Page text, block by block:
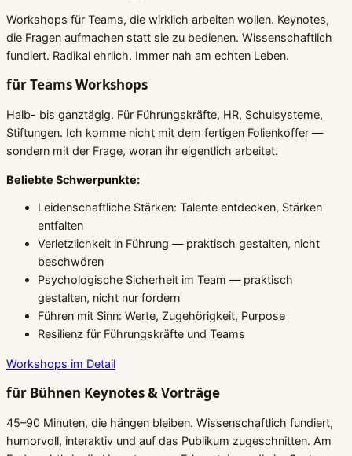
Workshops für Teams, die wirklich arbeiten wollen. Keynotes,
die Fragen aufmachen statt sie zu bedienen. Wissenschaftlich
fundiert. Radikal ehrlich. Immer nah am echten Leben.
für TeamsWorkshops
Halb- bis ganztägig. Für Führungskräfte, HR, Schulsysteme,
Stiftungen. Ich komme nicht mit dem fertigen Folienkoffer —
sondern mit der Frage, woran ihr eigentlich arbeitet.
Beliebte Schwerpunkte:
Leidenschaftliche Stärken: Talente entdecken, Stärken
entfalten
Verletzlichkeit in Führung — praktisch gestalten, nicht
beschwören
Psychologische Sicherheit im Team — praktisch
gestalten, nicht nur fordern
Führen mit Sinn: Werte, Zugehörigkeit, Purpose
Resilienz für Führungskräfte und Teams
Workshops im Detail
für Bühnen Keynotes & Vorträge
45–90 Minuten, die hängen bleiben. Wissenschaftlich fundiert,
humorvoll, interaktiv und auf das Publikum zugeschnitten. Am